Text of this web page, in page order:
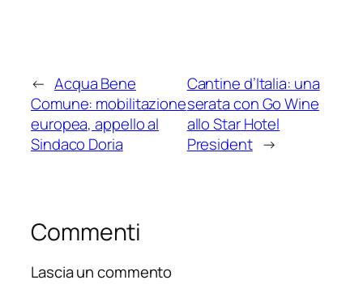
← Acqua Bene
Comune: mobilitazione
europea, appello al
Sindaco Doria
Cantine d’Italia: una
serata con Go Wine
allo Star Hotel
President →
Commenti
Lascia un commento